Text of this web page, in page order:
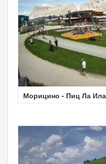
Морицино - Пиц Ла Ила